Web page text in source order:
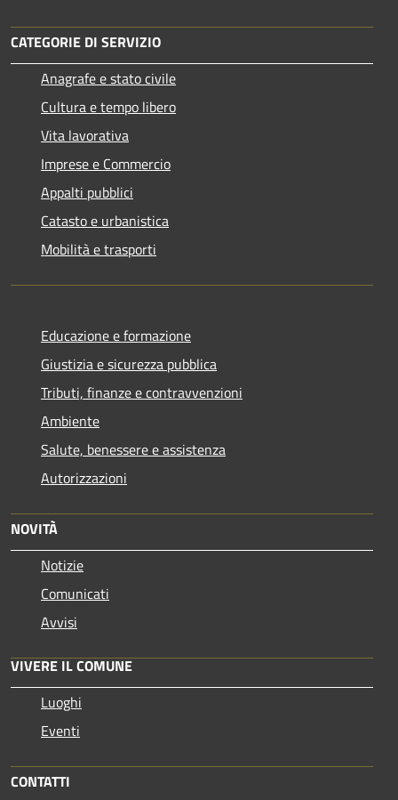
CATEGORIE DI SERVIZIO
Anagrafe e stato civile
Cultura e tempo libero
Vita lavorativa
Imprese e Commercio
Appalti pubblici
Catasto e urbanistica
Mobilità e trasporti
Educazione e formazione
Giustizia e sicurezza pubblica
Tributi, finanze e contravvenzioni
Ambiente
Salute, benessere e assistenza
Autorizzazioni
NOVITÀ
Notizie
Comunicati
Avvisi
VIVERE IL COMUNE
Luoghi
Eventi
CONTATTI